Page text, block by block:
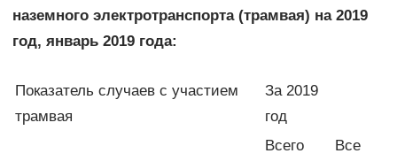
наземного электротранспорта (трамвая) на 2019
год, январь 2019 года:
Показатель случаев с участием
трамвая
За 2019
год
Всего
Все